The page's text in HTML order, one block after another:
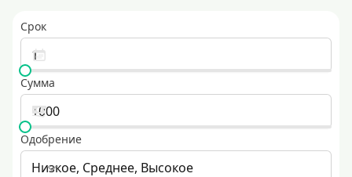
Срок
Сумма
Одобрение
Низкое, Среднее, Высокое